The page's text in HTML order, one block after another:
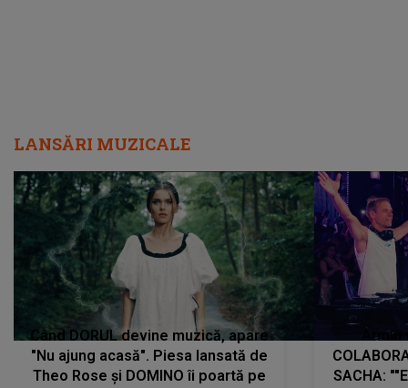
LANSĂRI MUZICALE
Când DORUL devine muzică, apare
"Nu ajung acasă". Piesa lansată de
Theo Rose și DOMINO îi poartă pe
SACHA: